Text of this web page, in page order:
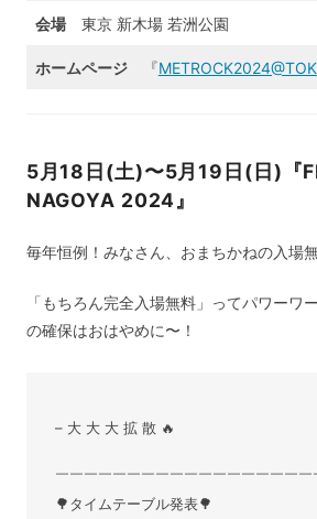
会場東京 新木場 若洲公園
ホームページ『
5月18日(土)〜5月19日(日)『
NAGOYA 2024』
毎年恒例！みなさん、おまちかねの入場
「もちろん完全入場無料」ってパワーワ
の確保はおはやめに〜！
– 大 大 大 拡 散 🔥
￣￣￣￣￣￣￣￣￣￣￣￣￣￣￣￣￣￣
🌳タイムテーブル発表🌳